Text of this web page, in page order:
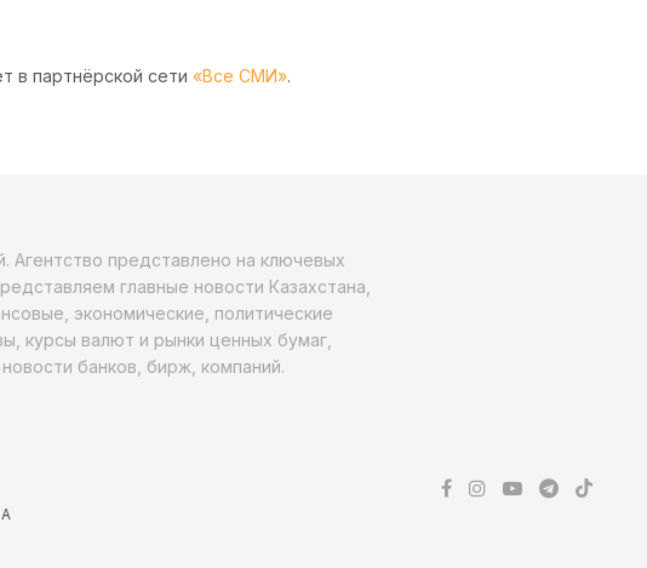
в партнёрской сети «Все СМИ».
Агентство представлено на ключевых
главные новости Казахстана,
экономические, политические
курсы валют и рынки ценных бумаг,
банков, бирж, компаний.